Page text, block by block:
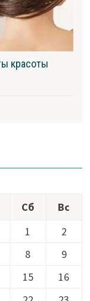
красоты
Сб
Вс
1
2
8
9
15
16